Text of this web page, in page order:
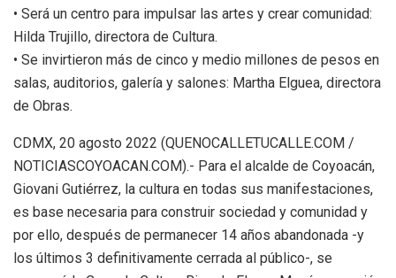
• Será un centro para impulsar las artes y crear comunidad:
Hilda Trujillo, directora de Cultura.
• Se invirtieron más de cinco y medio millones de pesos en
salas, auditorios, galería y salones: Martha Elguea, directora
de Obras.
CDMX, 20 agosto 2022 (QUENOCALLETUCALLE.COM /
NOTICIASCOYOACAN.COM).- Para el alcalde de Coyoacán,
Giovani Gutiérrez, la cultura en todas sus manifestaciones,
es base necesaria para construir sociedad y comunidad y
por ello, después de permanecer 14 años abandonada -y
los últimos 3 definitivamente cerrada al público-, se